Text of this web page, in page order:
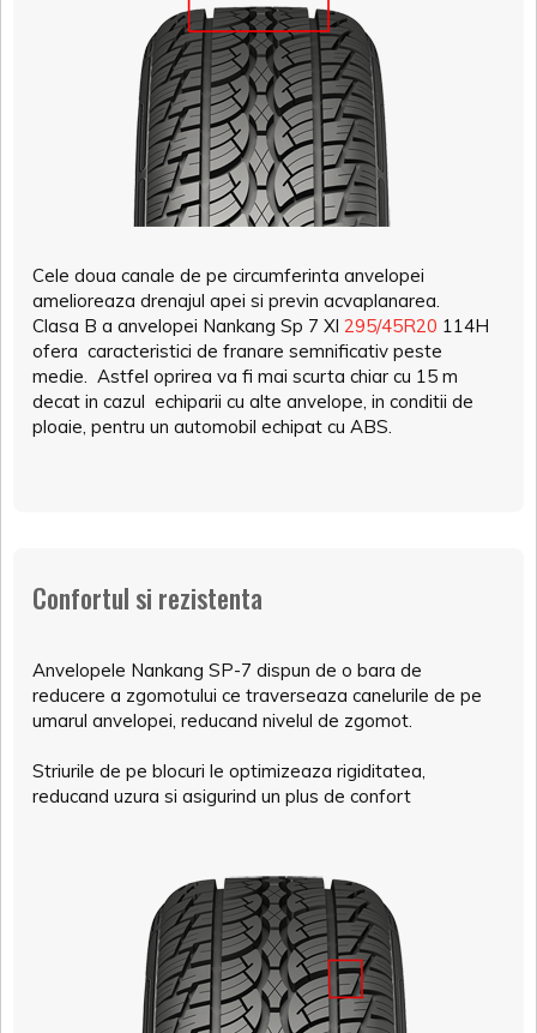
Cele doua canale de pe circumferinta anvelopei
amelioreaza drenajul apei si previn acvaplanarea.
Clasa B a anvelopei Nankang Sp 7 Xl 295/45R20 114H
ofera caracteristici de franare semnificativ peste
medie. Astfel oprirea va fi mai scurta chiar cu 15 m
decat in cazul echiparii cu alte anvelope, in conditii de
ploaie, pentru un automobil echipat cu ABS.
Confortul si rezistenta
Anvelopele Nankang SP-7 dispun de o bara de
reducere a zgomotului ce traverseaza canelurile de pe
umarul anvelopei, reducand nivelul de zgomot.
Striurile de pe blocuri le optimizeaza rigiditatea,
reducand uzura si asigurind un plus de confort